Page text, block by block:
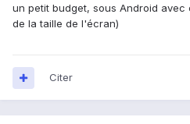
un petit budget, sous Android
de la taille de l'écran)
Citer